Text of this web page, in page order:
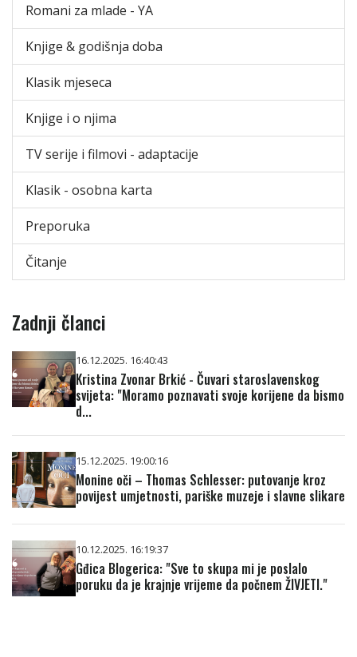
Romani za mlade - YA
Knjige & godišnja doba
Klasik mjeseca
Knjige i o njima
TV serije i filmovi - adaptacije
Klasik - osobna karta
Preporuka
Čitanje
Zadnji članci
16.12.2025. 16:40:43
Kristina Zvonar Brkić - Čuvari staroslavenskog
svijeta: "Moramo poznavati svoje korijene da bismo
d...
15.12.2025. 19:00:16
Monine oči – Thomas Schlesser: putovanje kroz
povijest umjetnosti, pariške muzeje i slavne slikare
10.12.2025. 16:19:37
Gđica Blogerica: "Sve to skupa mi je poslalo
poruku da je krajnje vrijeme da počnem ŽIVJETI."